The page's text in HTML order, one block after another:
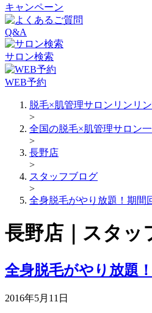
キャンペーン
Q&A
サロン検索
WEB予約
脱毛×肌管理サロンリンリ
>
全国の脱毛×肌管理サロン
>
長野店
>
スタッフブログ
>
全身脱毛がやり放題！期間
長野店｜スタッ
全身脱毛がやり放題
2016年5月11日